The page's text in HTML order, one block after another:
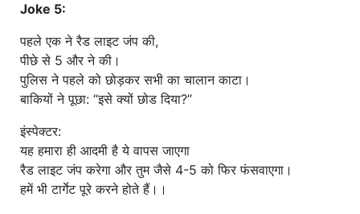
Joke 5:
पहले एक ने रैड लाइट जंप की,
पीछे से 5 और ने की।
पुलिस ने पहले को छोड़कर सभी का चालान काटा।
बाकियों ने पूछा: “इसे क्यों छोड दिया?”
इंस्पेक्टर:
यह हमारा ही आदमी है ये वापस जाएगा
रैड लाइट जंप करेगा और तुम जैसे 4-5 को फिर फंसवाएगा।
हमें भी टार्गेट पूरे करने होते हैं।।